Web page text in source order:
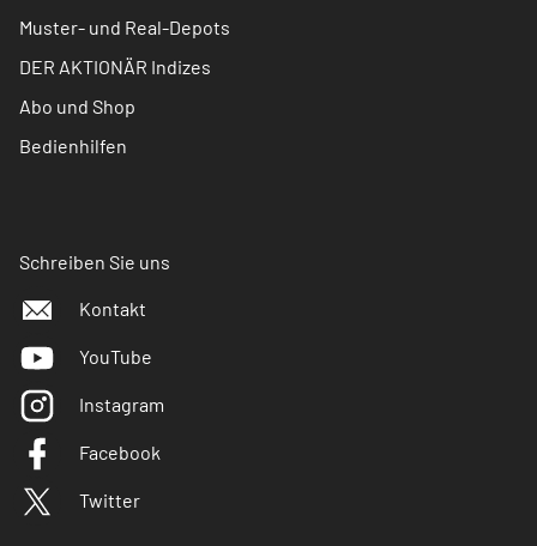
Muster- und Real-Depots
DER AKTIONÄR Indizes
Abo und Shop
Bedienhilfen
Schreiben Sie uns
Kontakt
YouTube
Instagram
Facebook
Twitter